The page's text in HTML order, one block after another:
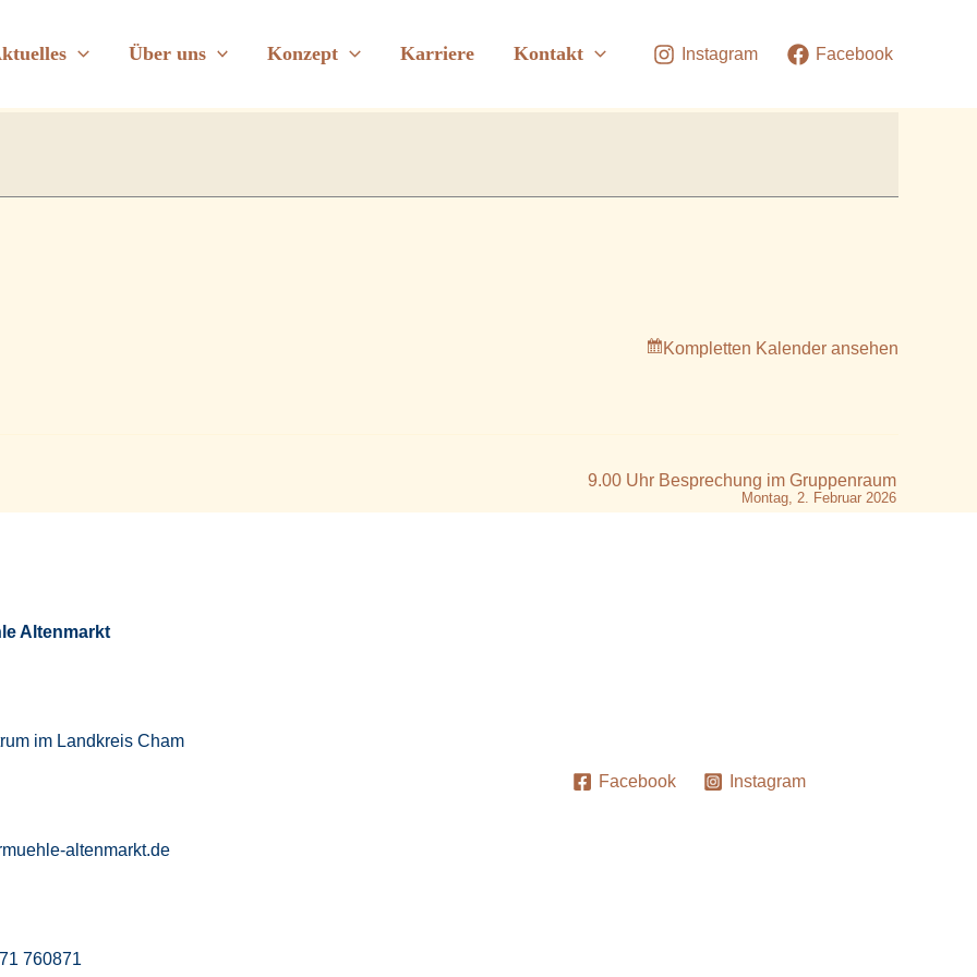
Über uns Konzept Karriere Kontakt Instagram Facebook
in der Guten Stube
Kompletten Kalender ansehen
9.00 Uhr Besprechung im Gruppenraum
Montag, 2. Februar 2026
Altenmarkt
im Landkreis Cham
altenmarkt.de
760871
Facebook Instagram